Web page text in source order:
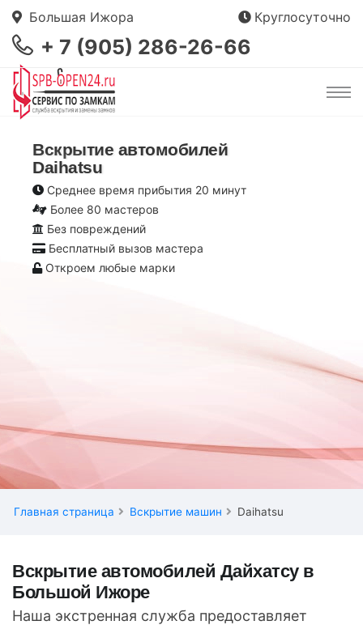
Большая Ижора Круглосуточно
+ 7 (905) 286-26-66
Вскрытие автомобилей
Daihatsu
Среднее время прибытия 20 минут
Более 80 мастеров
Без повреждений
Бесплатный вызов мастера
Откроем любые марки
Главная страница Вскрытие машин Daihatsu
Вскрытие автомобилей Дайхатсу в
Большой Ижоре
Наша экстренная служба предоставляет